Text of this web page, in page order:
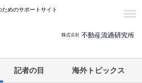
めのサポートサイト
記者の目 海外トピックス